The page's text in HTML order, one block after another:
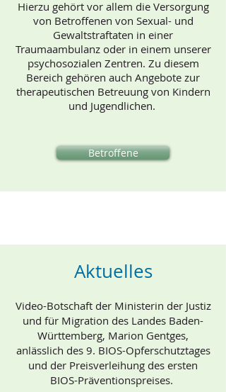
Hierzu gehört vor allem die Versorgung
von Betroffenen von Sexual- und
Gewaltstraftaten in einer
Traumaambulanz oder in einem unserer
psychosozialen Zentren. Zu diesem
Bereich gehören auch Angebote zur
therapeutischen Betreuung von Kindern
und Jugendlichen.
Betroffene
Aktuelles
Video-Botschaft der Ministerin der Justiz
und für Migration des Landes Baden-
Württemberg, Marion Gentges,
anlässlich des 9. BIOS-Opferschutztages
und der Preisverleihung des ersten
BIOS-Präventionspreises.